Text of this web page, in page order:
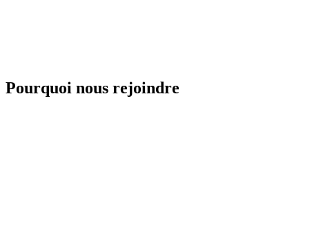
Pourquoi nous rejoindre